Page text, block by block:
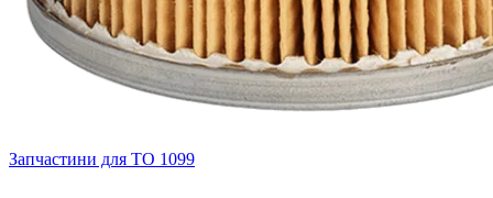
Запчастини для ТО 1099